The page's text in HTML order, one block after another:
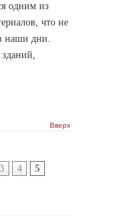
из
что не
наши дни.
Вверх
3 4 5